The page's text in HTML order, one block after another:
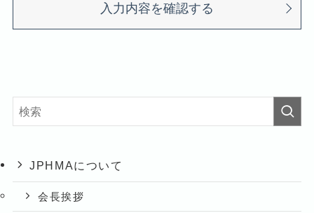
入力内容を確認する
JPHMAについて
会長挨拶